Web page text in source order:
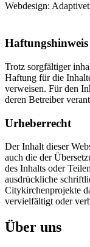
Webdesign:
Haftungshinweis
Trotz sorgfältiger
Haftung für die
verweisen. Für den
deren Betreiber
Urheberrecht
Der Inhalt dieser
auch die der
des Inhalts oder
ausdrückliche
Citykirchenprojekte
vervielfältigt oder
Über uns